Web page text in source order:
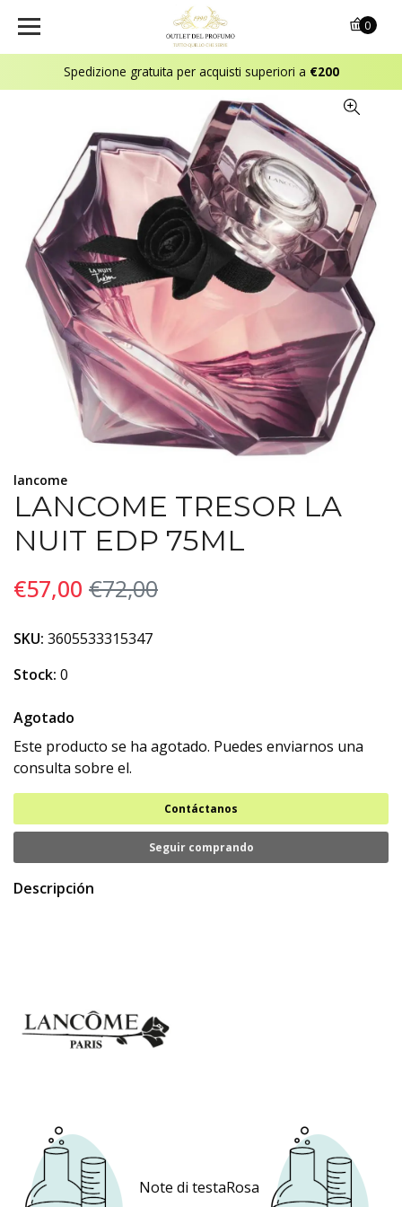
Spedizione gratuita per acquisti superiori a €200
0
lancome
LANCOME TRESOR LA
NUIT EDP 75ML
€57,00 €72,00
SKU: 3605533315347
Stock: 0
Agotado
Este producto se ha agotado. Puedes enviarnos una
consulta sobre el.
Contáctanos
Seguir comprando
Descripción
Note di testaRosa